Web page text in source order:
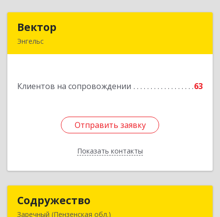
Вектор
Энгельс
Клиентов на сопровождении 63
Отправить заявку
Показать контакты
Подробнее
Отправить заявку
Назад
Содружество
Заречный (Пензенская обл.)